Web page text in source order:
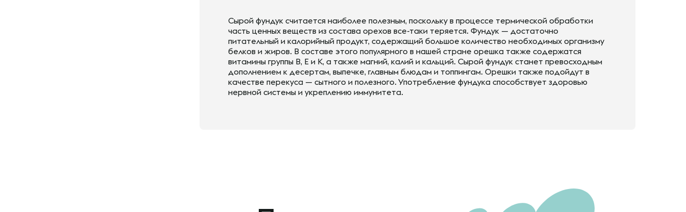
Сырой фундук считается наиболее полезным, поскольку в процессе термической обработки
часть ценных веществ из состава орехов все-таки теряется. Фундук — достаточно
питательный и калорийный продукт, содержащий большое количество необходимых организму
белков и жиров. В составе этого популярного в нашей стране орешка также содержатся
витамины группы В, Е и К, а также магний, калий и кальций. Сырой фундук станет превосходным
дополнением к десертам, выпечке, главным блюдам и топпингам. Орешки также подойдут в
качестве перекуса — сытного и полезного. Употребление фундука способствует здоровью
нервной системы и укреплению иммунитета.